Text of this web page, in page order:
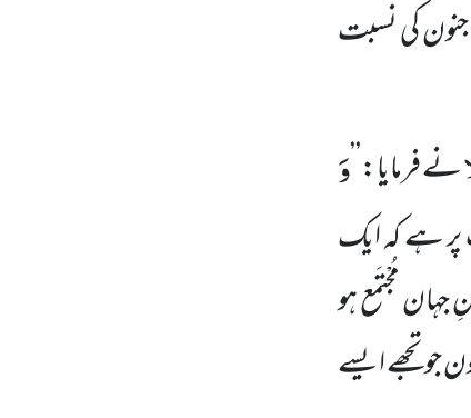
کی نسبت
نے فرمایا:’’وَ
ہے کہ ایک
مُجْتَمع ہو
جو تجھے ایسے